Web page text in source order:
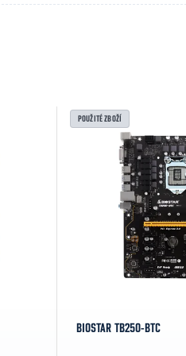
POUŽITÉ ZBOŽÍ
BIOSTAR TB250-BTC